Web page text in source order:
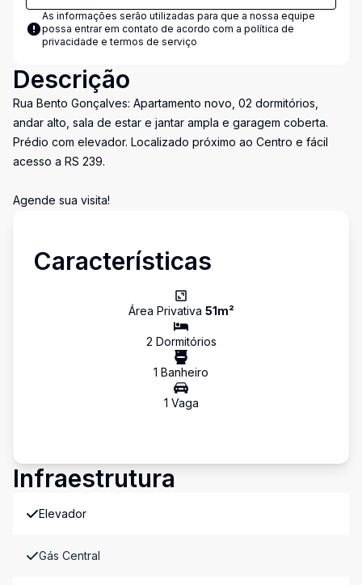
As informações serão utilizadas para que a nossa equipe
possa entrar em contato de acordo com a política de
privacidade e termos de serviço
Descrição
Rua Bento Gonçalves: Apartamento novo, 02 dormitórios,
andar alto, sala de estar e jantar ampla e garagem coberta.
Prédio com elevador. Localizado próximo ao Centro e fácil
acesso a RS 239.
Agende sua visita!
Características
Área Privativa 51m²
2 Dormitórios
1 Banheiro
1 Vaga
Infraestrutura
Elevador
Gás Central